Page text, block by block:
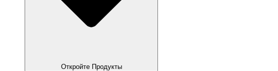
Откройте Продукты